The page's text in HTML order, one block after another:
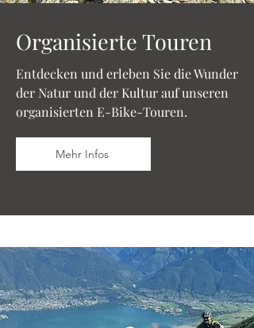
Organisierte Touren
Entdecken und erleben Sie die Wunder
der Natur und der Kultur auf unseren
organisierten E-Bike-Touren.
Mehr Infos